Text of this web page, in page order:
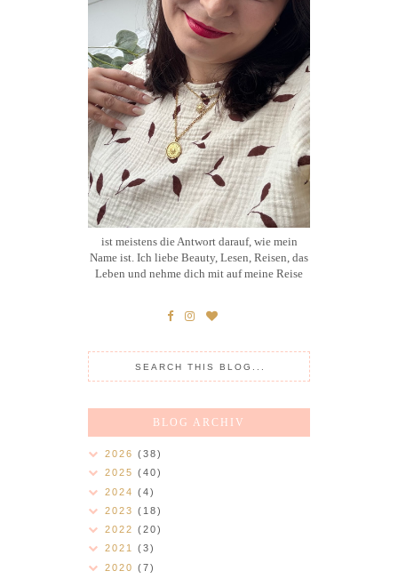
ist meistens die Antwort darauf, wie mein
Name ist. Ich liebe Beauty, Lesen, Reisen, das
Leben und nehme dich mit auf meine Reise
BLOG ARCHIV
2026 (38)
2025 (40)
2024 (4)
2023 (18)
2022 (20)
2021 (3)
2020 (7)